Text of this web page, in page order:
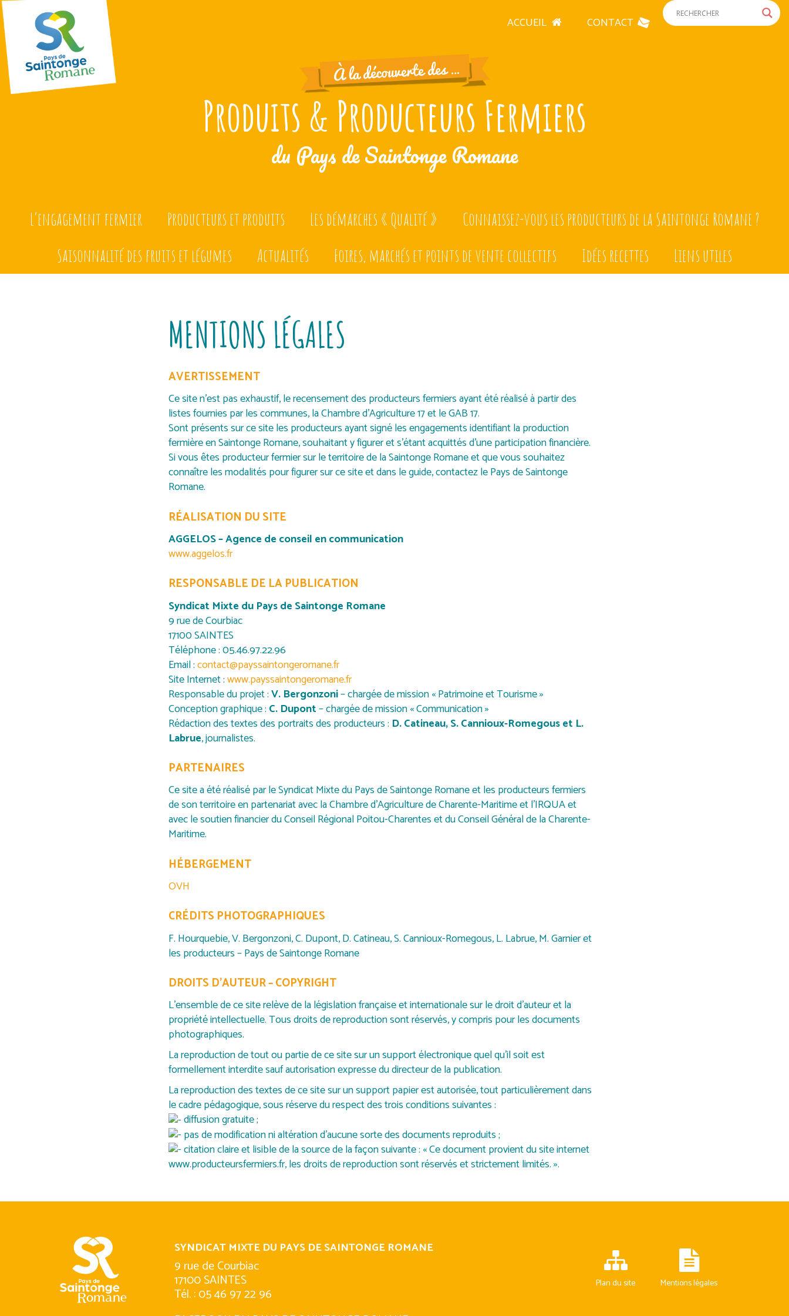
ACCUEIL CONTACT
Produits & Producteurs Fermiers
du Pays de Saintonge Romane
L’engagement fermier Producteurs et produits Les démarches « Qualité »
Connaissez-vous les producteurs de la Saintonge Romane ?
Saisonnalité des fruits et légumes
Actualités Foires, marchés et points de vente collectifs Idées recettes Liens utiles
MENTIONS LÉGALES
AVERTISSEMENT
Ce site n’est pas exhaustif, le recensement des producteurs fermiers ayant été réalisé à partir des
listes fournies par les communes, la Chambre d’Agriculture 17 et le GAB 17.
Sont présents sur ce site les producteurs ayant signé les engagements identifiant la production
fermière en Saintonge Romane, souhaitant y figurer et s’étant acquittés d’une participation financière.
Si vous êtes producteur fermier sur le territoire de la Saintonge Romane et que vous souhaitez
connaître les modalités pour figurer sur ce site et dans le guide, contactez le Pays de Saintonge
Romane.
RÉALISATION DU SITE
AGGELOS – Agence de conseil en communication
www.aggelos.fr
RESPONSABLE DE LA PUBLICATION
Syndicat Mixte du Pays de Saintonge Romane
9 rue de Courbiac
17100 SAINTES
Téléphone : 05.46.97.22.96
Email :contact@payssaintongeromane.fr
Site Internet :www.payssaintongeromane.fr
Responsable du projet :V. Bergonzoni– chargée de mission « Patrimoine et Tourisme »
Conception graphique : C. Dupont– chargée de mission « Communication »
Rédaction des textes des portraits des producteurs : D. Catineau,S. Cannioux-Romegous et L.
Labrue, journalistes.
PARTENAIRES
Ce site a été réalisé par le Syndicat Mixte du Pays de Saintonge Romane et les producteurs fermiers
de son territoire en partenariat avec la Chambre d’Agriculture de Charente-Maritime et l’IRQUA et
avec le soutien financier du Conseil Régional Poitou-Charentes et du Conseil Général de la Charente-
Maritime.
HÉBERGEMENT
OVH
CRÉDITS PHOTOGRAPHIQUES
F. Hourquebie, V. Bergonzoni, C. Dupont, D. Catineau, S. Cannioux-Romegous, L. Labrue, M. Garnier et
les producteurs – Pays de Saintonge Romane
DROITS D’AUTEUR – COPYRIGHT
L’ensemble de ce site relève de la législation française et internationale sur le droit d’auteur et la
propriété intellectuelle. Tous droits de reproduction sont réservés, y compris pour les documents
photographiques.
La reproduction de tout ou partie de ce site sur un support électronique quel qu’il soit est
formellement interdite sauf autorisation expresse du directeur de la publication.
La reproduction des textes de ce site sur un support papier est autorisée, tout particulièrement dans
le cadre pédagogique, sous réserve du respect des trois conditions suivantes :
diffusion gratuite ;
pas de modification ni altération d’aucune sorte des documents reproduits ;
citation claire et lisible de la source de la façon suivante : « Ce document provient du site internet
www.producteursfermiers.fr, les droits de reproduction sont réservés et strictement limités. ».
SYNDICAT MIXTE DU PAYS DE SAINTONGE ROMANE
9 rue de Courbiac
17100 SAINTES
Tél. : 05 46 97 22 96
Plan du site Mentions légales